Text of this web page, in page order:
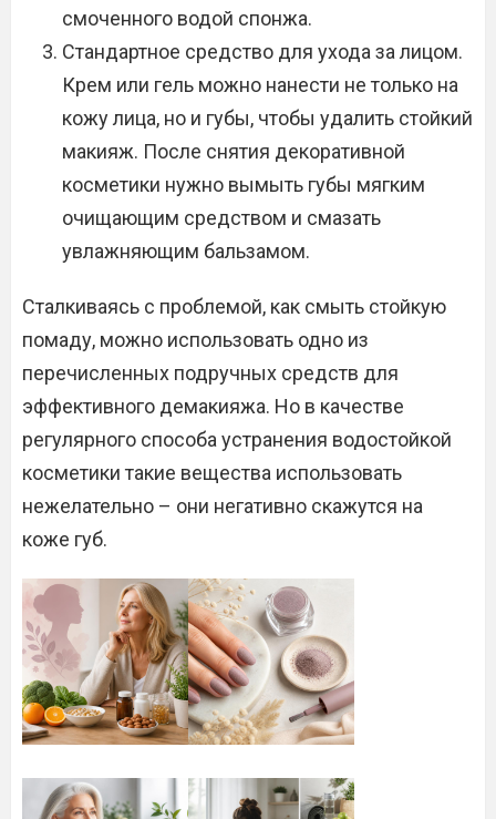
смоченного водой спонжа.
Стандартное средство для ухода за лицом.
Крем или гель можно нанести не только на
кожу лица, но и губы, чтобы удалить стойкий
макияж. После снятия декоративной
косметики нужно вымыть губы мягким
очищающим средством и смазать
увлажняющим бальзамом.
Сталкиваясь с проблемой, как смыть стойкую
помаду, можно использовать одно из
перечисленных подручных средств для
эффективного демакияжа. Но в качестве
регулярного способа устранения водостойкой
косметики такие вещества использовать
нежелательно – они негативно скажутся на
коже губ.